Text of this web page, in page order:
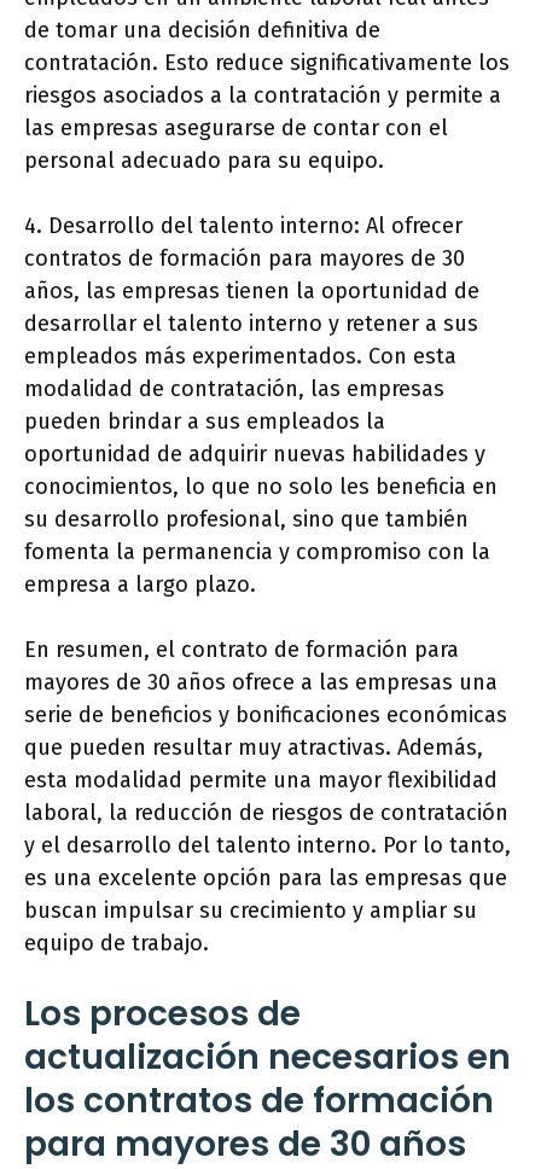
de tomar una decisión definitiva de
contratación. Esto reduce significativamente los
riesgos asociados a la contratación y permite a
las empresas asegurarse de contar con el
personal adecuado para su equipo.
4. Desarrollo del talento interno: Al ofrecer
contratos de formación para mayores de 30
años, las empresas tienen la oportunidad de
desarrollar el talento interno y retener a sus
empleados más experimentados. Con esta
modalidad de contratación, las empresas
pueden brindar a sus empleados la
oportunidad de adquirir nuevas habilidades y
conocimientos, lo que no solo les beneficia en
su desarrollo profesional, sino que también
fomenta la permanencia y compromiso con la
empresa a largo plazo.
En resumen, el contrato de formación para
mayores de 30 años ofrece a las empresas una
serie de beneficios y bonificaciones económicas
que pueden resultar muy atractivas. Además,
esta modalidad permite una mayor flexibilidad
laboral, la reducción de riesgos de contratación
y el desarrollo del talento interno. Por lo tanto,
es una excelente opción para las empresas que
buscan impulsar su crecimiento y ampliar su
equipo de trabajo.
Los procesos de
actualización necesarios en
los contratos de formación
para mayores de 30 años